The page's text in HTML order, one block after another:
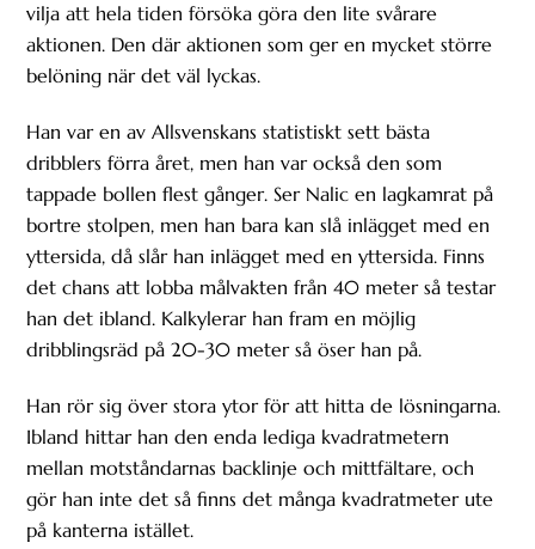
vilja att hela tiden försöka göra den lite svårare
aktionen. Den där aktionen som ger en mycket större
belöning när det väl lyckas.
Han var en av Allsvenskans statistiskt sett bästa
dribblers förra året, men han var också den som
tappade bollen flest gånger. Ser Nalic en lagkamrat på
bortre stolpen, men han bara kan slå inlägget med en
yttersida, då slår han inlägget med en yttersida. Finns
det chans att lobba målvakten från 40 meter så testar
han det ibland. Kalkylerar han fram en möjlig
dribblingsräd på 20-30 meter så öser han på.
Han rör sig över stora ytor för att hitta de lösningarna.
Ibland hittar han den enda lediga kvadratmetern
mellan motståndarnas backlinje och mittfältare, och
gör han inte det så finns det många kvadratmeter ute
på kanterna istället.